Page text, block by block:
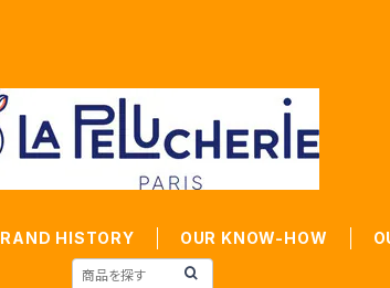
HISTORY OUR KNOW-HOW